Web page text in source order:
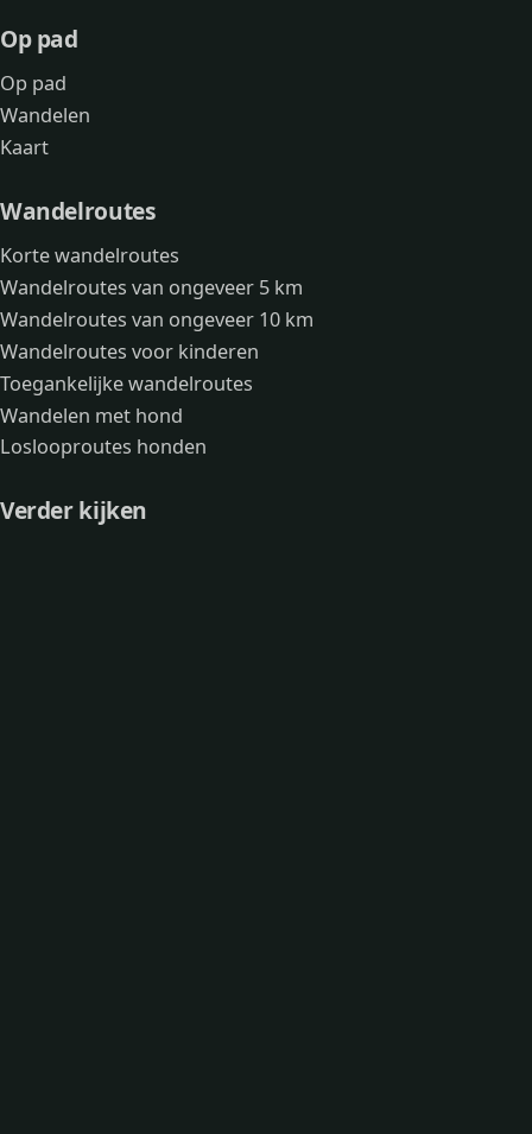
Op pad
Op pad
Wandelen
Kaart
Wandelroutes
Korte wandelroutes
Wandelroutes van ongeveer 5 km
Wandelroutes van ongeveer 10 km
Wandelroutes voor kinderen
Toegankelijke wandelroutes
Wandelen met hond
Loslooproutes honden
Verder kijken